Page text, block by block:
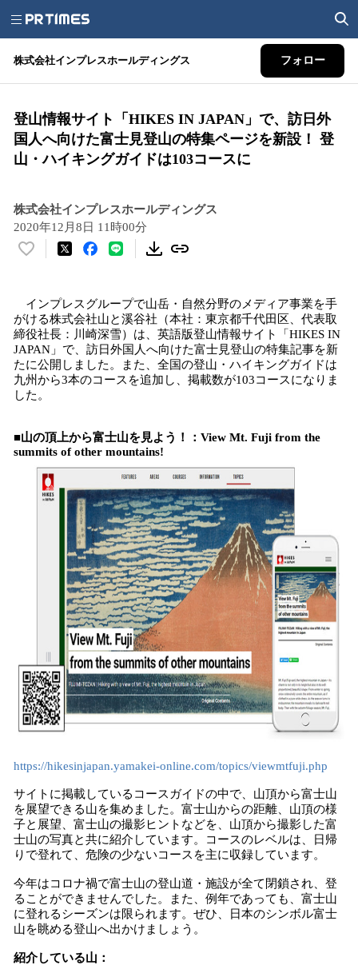
株式会社インプレスホールディングス フォロー
登山情報サイト「HIKES IN JAPAN」で、訪日外
国人へ向けた富士見登山の特集ページを新設！ 登
山・ハイキングガイドは103コースに
株式会社インプレスホールディングス
2020年12月8日 11時00分
い
！
数
を
読
み
込
で
す
インプレスグループで山岳・自然分野のメディア事業を手
がける株式会社山と溪谷社（本社：東京都千代田区、代表取
締役社長：川崎深雪）は、英語版登山情報サイト「HIKES IN
JAPAN」で、訪日外国人へ向けた富士見登山の特集記事を新
たに公開しました。また、全国の登山・ハイキングガイドは
九州から3本のコースを追加し、掲載数が103コースになりま
した。
■山の頂上から富士山を見よう！ ： View Mt. Fuji from the
summits of other mountains!
https://hikesinjapan.yamakei-online.com/topics/viewmtfuji.php
サイトに掲載しているコースガイドの中で、山頂から富士山
を展望できる山を集めました。富士山からの距離、山頂の様
子と展望、富士山の撮影ヒントなどを、山頂から撮影した富
士山の写真と共に紹介しています。コースのレベルは、日帰
りで登れて、危険の少ないコースを主に収録しています。
今年はコロナ禍で富士山の登山道・施設が全て閉鎖され、登
ることができませんでした。また、例年であっても、富士山
に登れるシーズンは限られます。ぜひ、日本のシンボル富士
山を眺める登山へ出かけましょう。
紹介している山：